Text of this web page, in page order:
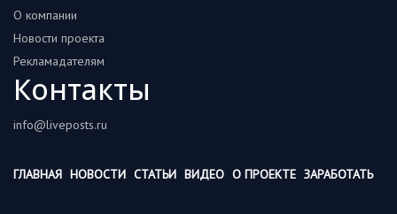
О компании
Новости проекта
Рекламадателям
Контакты
info@liveposts.ru
ГЛАВНАЯ НОВОСТИ СТАТЬИ ВИДЕО О ПРОЕКТЕ ЗАРАБОТАТЬ